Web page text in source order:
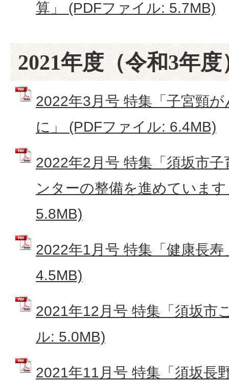
算」 (PDFファイル: 5.7MB)
2021年度（令和3年度
2022年3月号 特集「子宮頸
に」 (PDFファイル: 6.4MB)
2022年2月号 特集「須坂市
ンターの整備を進めていま
5.8MB)
2022年1月号 特集「健康長
4.5MB)
2021年12月号 特集「須坂市
ル: 5.0MB)
2021年11月号 特集「須坂長